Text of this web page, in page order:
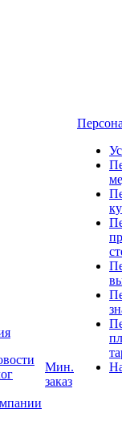
Мин.
заказ